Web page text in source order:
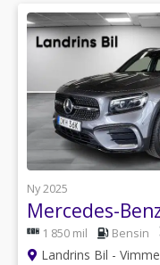
Ny 2025
1 850 mil Bensin
Landrins Bil -